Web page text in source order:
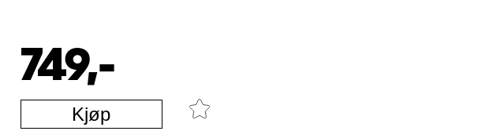
749,-
Kjøp